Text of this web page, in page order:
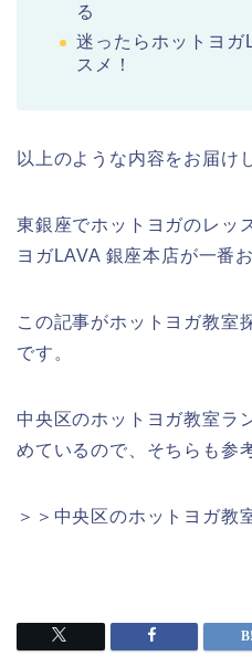
る
迷ったらホットヨガ
スメ！
以上のような内容をお届け
東銀座でホットヨガのレッ
ヨガLAVA 銀座本店が一番
この記事がホットヨガ教室
です。
中央区のホットヨガ教室ラ
めているので、そちらも参
＞＞中央区のホットヨガ教